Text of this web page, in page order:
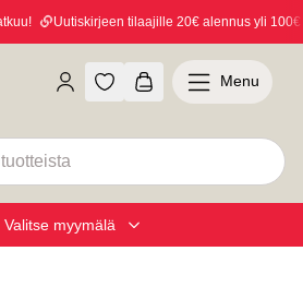
Uutiskirjeen tilaajille 20€ alennus yli 100€
Valitse myymälä
Menu